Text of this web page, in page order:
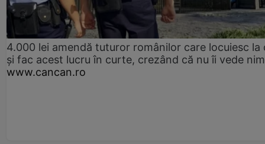
4.000 lei amendă tuturor românilor care locuiesc la
și fac acest lucru în curte, crezând că nu îi vede
www.cancan.ro